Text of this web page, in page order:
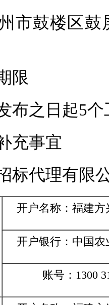
鼓楼区鼓
限
之日起5个
事宜
代理有限
开户名称：福建
开户银行：中国
账号：1300